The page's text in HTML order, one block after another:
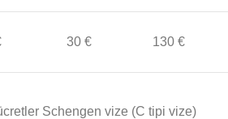
30 € 130 €
Schengen vize (C tipi vize)